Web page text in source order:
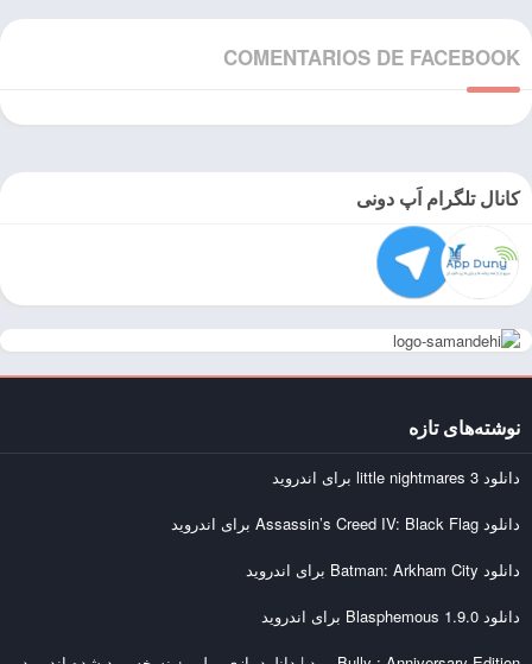
COMENTARIOS DE FACEBOOK
کانال تلگرام اَپ دونی
نوشته‌های تازه
دانلود little nightmares 3 برای اندروید
دانلود Assassin’s Creed IV: Black Flag برای اندروید
دانلود Batman: Arkham City برای اندروید
دانلود Blasphemous 1.9.0 برای اندروید